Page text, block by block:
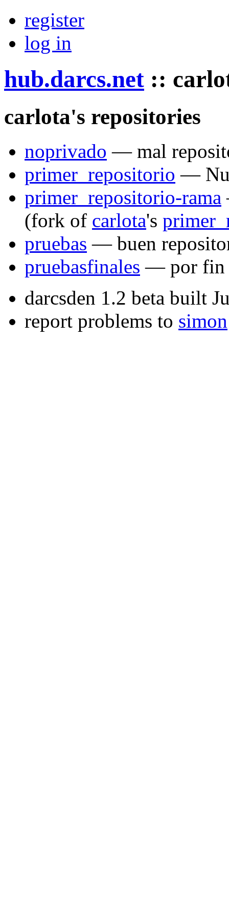
register
log in
hub.darcs.net ::
carlota's repositories
noprivado — mal
primer_repositorio —
primer_repositorio-rama
(fork of carlota's
pruebas — buen
pruebasfinales — por fin
darcsden 1.2 beta built
report problems to simon